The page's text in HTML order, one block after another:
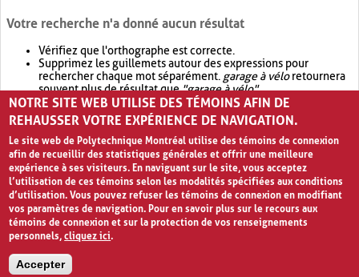
Votre recherche n'a donné aucun résultat
Vérifiez que l'orthographe est correcte.
Supprimez les guillemets autour des expressions pour
rechercher chaque mot séparément. garage à véloretournera
souvent plus de résultat que"garage à vélo".
Envisagez d'élargir votre recherche avec OR.garage OR vélo
retournera souvent plus de résultat quegarage à vélo
NOTRE SITE WEB UTILISE DES TÉMOINS AFIN DE
REHAUSSER VOTRE EXPÉRIENCE DE NAVIGATION.
Le site web de Polytechnique Montréal utilise des témoins de connexion
afin de recueillir des statistiques générales et offrir une meilleure
expérience à ses visiteurs. En naviguant sur le site, vous acceptez
l’utilisation de ces témoins selon les modalités spécifiées aux conditions
d’utilisation. Vous pouvez refuser les témoins de connexion en modifiant
vos paramètres de navigation. Pour en savoir plus sur le recours aux
témoins de connexion et sur la protection de vos renseignements
personnels,cliquez ici.
Accepter